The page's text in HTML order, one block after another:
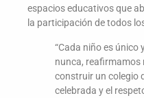
espacios educativos que
la participación de todos
“Cada niño es único
nunca,
construir un colegio
celebrada y el